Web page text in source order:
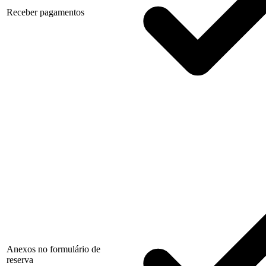
Receber pagamentos
Anexos no formulário de
reserva